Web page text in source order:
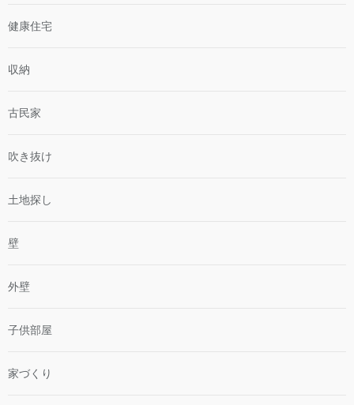
健康住宅
収納
古民家
吹き抜け
土地探し
壁
外壁
子供部屋
家づくり